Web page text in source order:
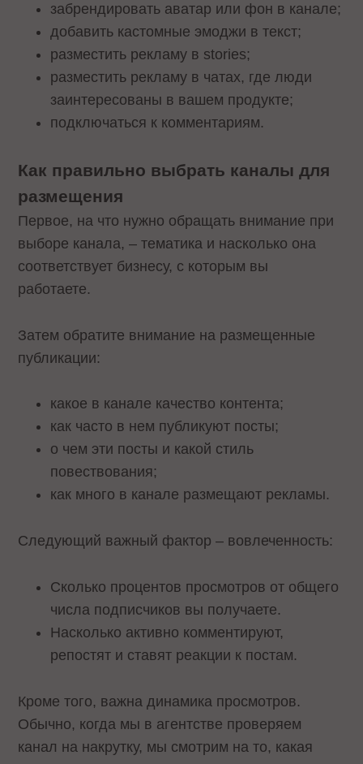
забрендировать аватар или фон в канале;
добавить кастомные эмоджи в текст;
разместить рекламу в stories;
разместить рекламу в чатах, где люди
заинтересованы в вашем продукте;
подключаться к комментариям.
Как правильно выбрать каналы для
размещения
Первое, на что нужно обращать внимание при
выборе канала, – тематика и насколько она
соответствует бизнесу, с которым вы
работаете.
Затем обратите внимание на размещенные
публикации:
какое в канале качество контента;
как часто в нем публикуют посты;
о чем эти посты и какой стиль
повествования;
как много в канале размещают рекламы.
Следующий важный фактор – вовлеченность:
Сколько процентов просмотров от общего
числа подписчиков вы получаете.
Насколько активно комментируют,
репостят и ставят реакции к постам.
Кроме того, важна динамика просмотров.
Обычно, когда мы в агентстве проверяем
канал на накрутку, мы смотрим на то, какая